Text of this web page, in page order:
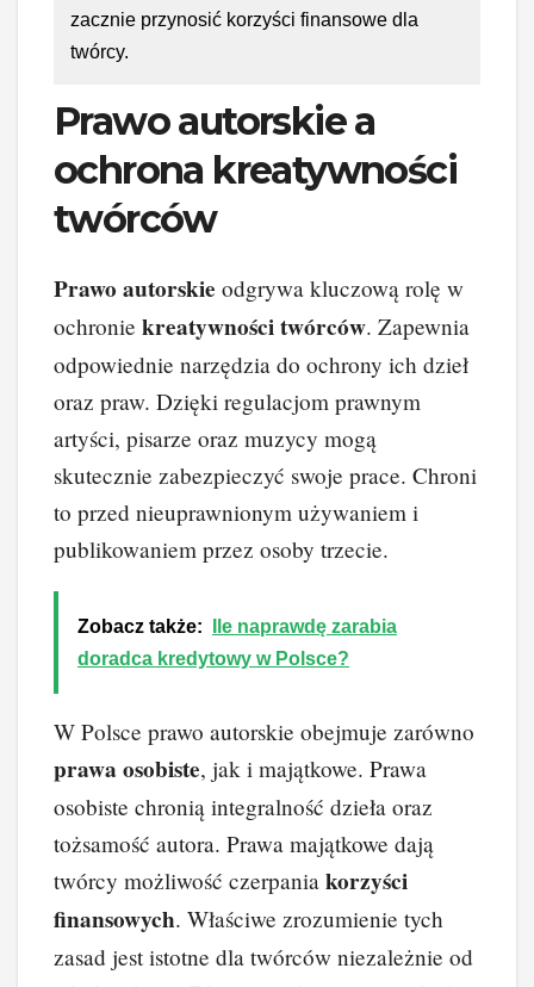
zacznie przynosić korzyści finansowe dla
twórcy.
Prawo autorskie a
ochrona kreatywności
twórców
Prawo autorskie odgrywa kluczową rolę w
ochronie kreatywności twórców. Zapewnia
odpowiednie narzędzia do ochrony ich dzieł
oraz praw. Dzięki regulacjom prawnym
artyści, pisarze oraz muzycy mogą
skutecznie zabezpieczyć swoje prace. Chroni
to przed nieuprawnionym używaniem i
publikowaniem przez osoby trzecie.
Zobacz także:
Ile naprawdę zarabia
doradca kredytowy w Polsce?
W Polsce prawo autorskie obejmuje zarówno
prawa osobiste, jak i majątkowe. Prawa
osobiste chronią integralność dzieła oraz
tożsamość autora. Prawa majątkowe dają
twórcy możliwość czerpania korzyści
finansowych. Właściwe zrozumienie tych
zasad jest istotne dla twórców niezależnie od